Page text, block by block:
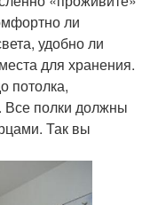
ли
удобно ли
для хранения.
потолка,
Все полки должны
Так вы